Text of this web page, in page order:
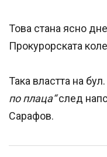
Това стана ясно
Прокурорската
Така властта на
по плаца“след
Сарафов.